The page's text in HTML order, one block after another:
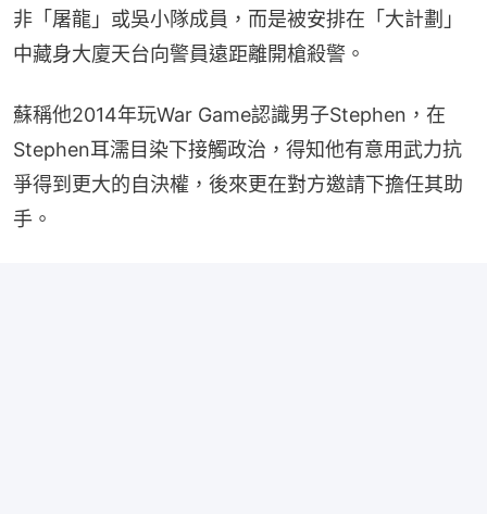
非「屠龍」或吳小隊成員，而是被安排在「大計劃」
中藏身大廈天台向警員遠距離開槍殺警。
蘇稱他2014年玩War Game認識男子Stephen，在
Stephen耳濡目染下接觸政治，得知他有意用武力抗
爭得到更大的自決權，後來更在對方邀請下擔任其助
手。